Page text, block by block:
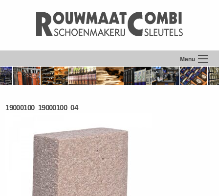
Menu
19000100_19000100_04